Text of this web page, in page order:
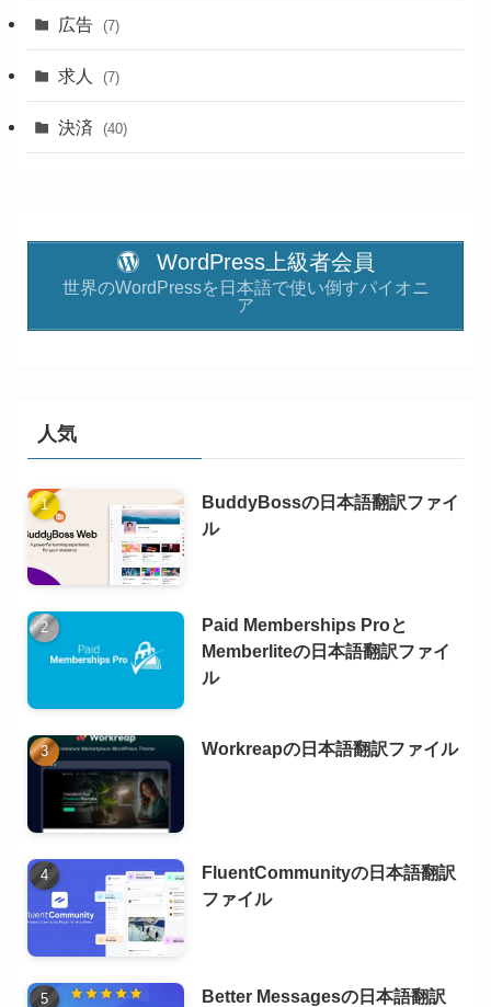
広告 (7)
求人 (7)
決済 (40)
WordPress上級者会員
世界のWordPressを日本語で使い倒すパイオニ
ア
人気
BuddyBossの日本語翻訳ファイ
ル
Paid Memberships Proと
Memberliteの日本語翻訳ファイ
ル
Workreapの日本語翻訳ファイル
FluentCommunityの日本語翻訳
ファイル
Better Messagesの日本語翻訳